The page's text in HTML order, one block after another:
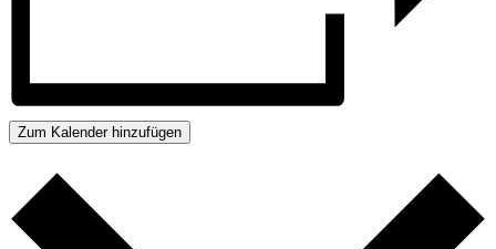
Zum Kalender hinzufügen